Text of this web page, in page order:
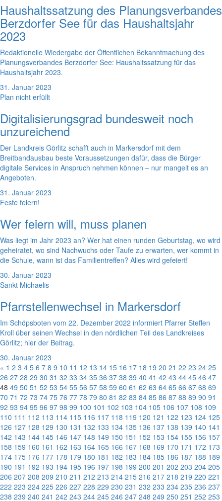
Haushaltssatzung des Planungsverbandes
Berzdorfer See für das Haushaltsjahr
2023
Redaktionelle Wiedergabe der Öffentlichen Bekanntmachung des
Planungsverbandes Berzdorfer See: Haushaltssatzung für das
Haushaltsjahr 2023.
31. Januar 2023
Plan nicht erfüllt
Digitalisierungsgrad bundesweit noch
unzureichend
Der Landkreis Görlitz schafft auch in Markersdorf mit dem
Breitbandausbau beste Voraussetzungen dafür, dass die Bürger
digitale Services in Anspruch nehmen können – nur mangelt es an
Angeboten.
31. Januar 2023
Feste feiern!
Wer feiern will, muss planen
Was liegt im Jahr 2023 an? Wer hat einen runden Geburtstag, wo wird
geheiratet, wo sind Nachwuchs oder Taufe zu erwarten, wer kommt in
die Schule, wann ist das Familientreffen? Alles wird gefeiert!
30. Januar 2023
Sankt Michaelis
Pfarrstellenwechsel in Markersdorf
Im Schöpsboten vom 22. Dezember 2022 informiert Pfarrer Steffen
Kroll über seinen Wechsel in den nördlichen Teil des Landkreises
Görlitz; hier der Beitrag.
30. Januar 2023
« 1 2 3 4 5 6 7 8 9 10 11 12 13 14 15 16 17 18 19 20 21 22 23 24 25
26 27 28 29 30 31 32 33 34 35 36 37 38 39 40 41 42 43 44 45 46 47
48 49 50 51 52 53 54 55 56 57 58 59 60 61 62 63 64 65 66 67 68 69
70 71 72 73 74 75 76 77 78 79 80 81 82 83 84 85 86 87 88 89 90 91
92 93 94 95 96 97 98 99 100 101 102 103 104 105 106 107 108 109
110 111 112 113 114 115 116 117 118 119 120 121 122 123 124 125
126 127 128 129 130 131 132 133 134 135 136 137 138 139 140 141
142 143 144 145 146 147 148 149 150 151 152 153 154 155 156 157
158 159 160 161 162 163 164 165 166 167 168 169 170 171 172 173
174 175 176 177 178 179 180 181 182 183 184 185 186 187 188 189
190 191 192 193 194 195 196 197 198 199 200 201 202 203 204 205
206 207 208 209 210 211 212 213 214 215 216 217 218 219 220 221
222 223 224 225 226 227 228 229 230 231 232 233 234 235 236 237
238 239 240 241 242 243 244 245 246 247 248 249 250 251 252 253